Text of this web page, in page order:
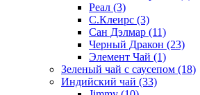
Реал (3)
С.Клеирс (3)
Сан Дэлмар (11)
Черный Дракон (23)
Элемент Чай (1)
Зеленый чай с саусепом (18)
Индийский чай (33)